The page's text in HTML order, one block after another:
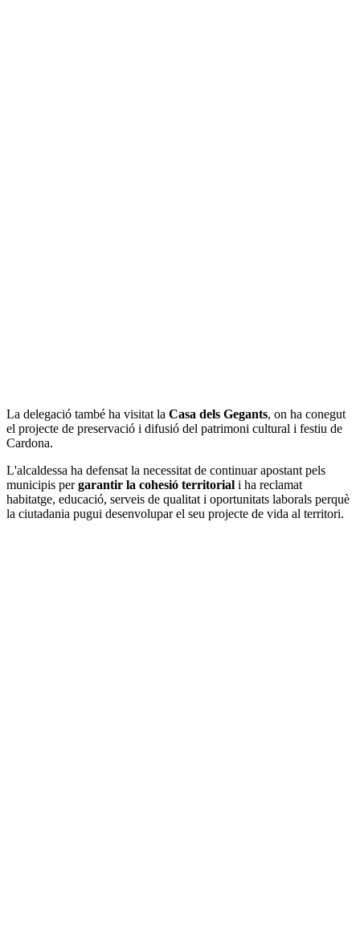
La delegació també ha visitat la Casa dels Gegants, on ha conegut
el projecte de preservació i difusió del patrimoni cultural i festiu de
Cardona.
L'alcaldessa ha defensat la necessitat de continuar apostant pels
municipis pergarantir la cohesió territorial i ha reclamat
habitatge, educació, serveis de qualitat i oportunitats laborals perquè
la ciutadania pugui desenvolupar el seu projecte de vida al territori.